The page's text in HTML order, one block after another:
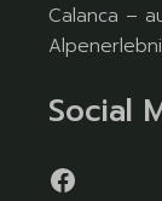
Calanca –
Social